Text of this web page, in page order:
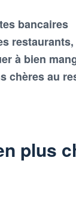
bancaires
à bien
chères au
plus